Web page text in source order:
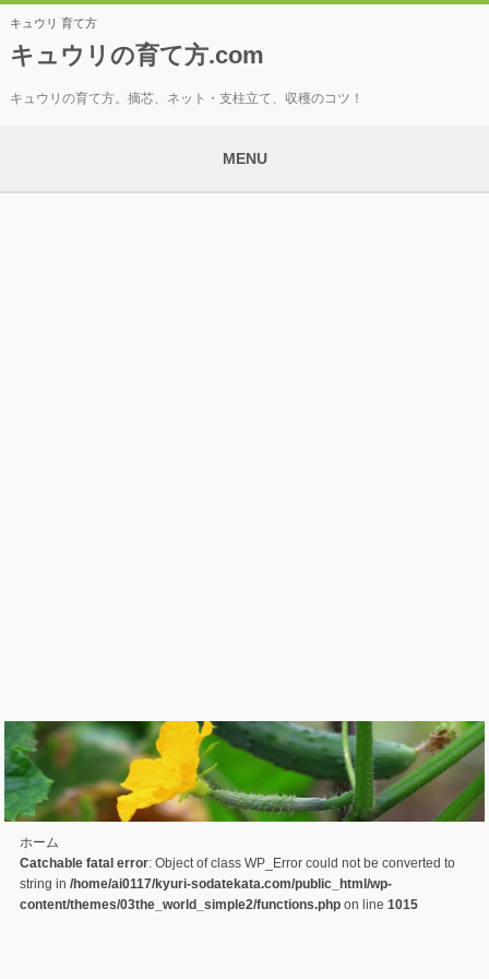
キュウリ 育て方
キュウリの育て方.com
キュウリの育て方。摘芯、ネット・支柱立て、収穫のコツ！
MENU
ホーム
Catchable fatal error: Object of class WP_Error could not be converted to
string in /home/ai0117/kyuri-sodatekata.com/public_html/wp-
content/themes/03the_world_simple2/functions.phpon line 1015